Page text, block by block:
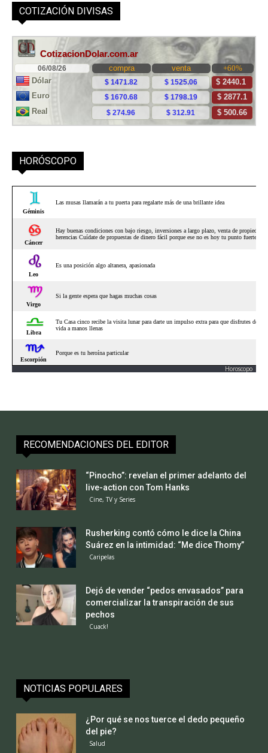
COTIZACIÓN DIVISAS
HORÓSCOPO
Horoscopo
RECOMENDACIONES DEL EDITOR
“Pinocho”: revelan el primer adelanto del
live-action con Tom Hanks
Cine, TV y Series
Rusherking contó cómo le dice la China
Suárez en la intimidad: “Me dice Thomy”
Caripelas
Dejó de vender “pedos envasados” para
comercializar la transpiración de sus
pechos
Cuack!
NOTICIAS POPULARES
¿Por qué se nos tuerce el dedo pequeño
del pie?
Salud